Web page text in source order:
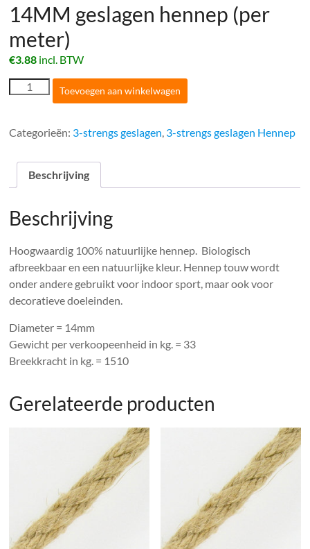
14MM geslagen hennep (per
meter)
€3.88 incl. BTW
14MM
geslagen
meter)
Toevoegen aan winkelwagen
Categorieën: 3-strengs geslagen, 3-strengs geslagen Hennep
Beschrijving
Beschrijving
Hoogwaardig 100% natuurlijke hennep. Biologisch
afbreekbaar en een natuurlijke kleur. Hennep touw wordt
onder andere gebruikt voor indoor sport, maar ook voor
decoratieve doeleinden.
Diameter = 14mm
Gewicht per verkoopeenheid in kg. = 33
Breekkracht in kg. = 1510
Gerelateerde producten